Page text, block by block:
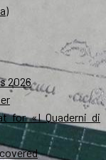
2026
for «I Quaderni di